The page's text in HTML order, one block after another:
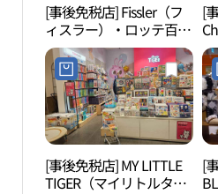
[事後免税店] Fissler（フ
ィスラー）・ロッテ百貨
店アンサン（安山）店
(휘슬러 롯데백화점 안산
점)
[
[事後免税店] MY LITTLE
TIGER（マイリトルタイ
[